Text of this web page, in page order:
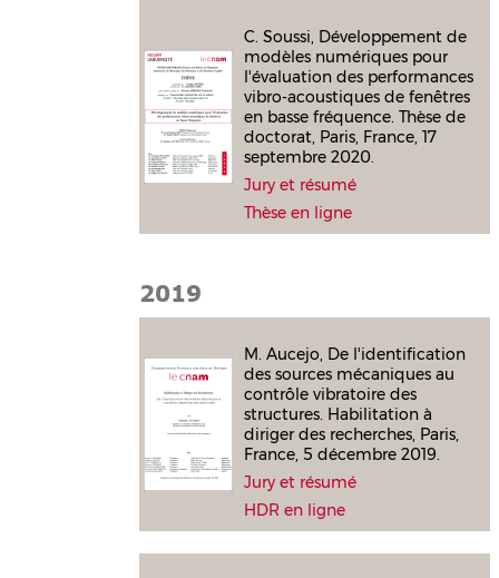
C. Soussi, Développement de
modèles numériques pour
l'évaluation des performances
vibro-acoustiques de fenêtres
en basse fréquence. Thèse de
doctorat, Paris, France, 17
septembre 2020.
Jury et résumé
Thèse en ligne
2019
M. Aucejo, De l'identification
des sources mécaniques au
contrôle vibratoire des
structures. Habilitation à
diriger des recherches, Paris,
France, 5 décembre 2019.
Jury et résumé
HDR en ligne